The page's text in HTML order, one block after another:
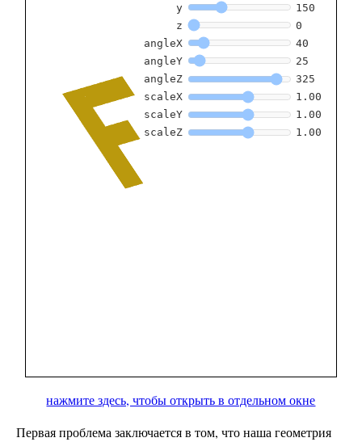
нажмите здесь, чтобы открыть в отдельном окне
Первая проблема заключается в том, что наша геометрия